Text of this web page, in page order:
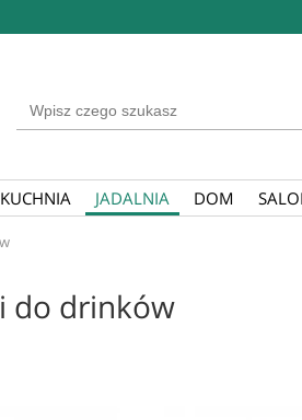
Wyszukaj
KUCHNIA JADALNIA DOM
do drinków